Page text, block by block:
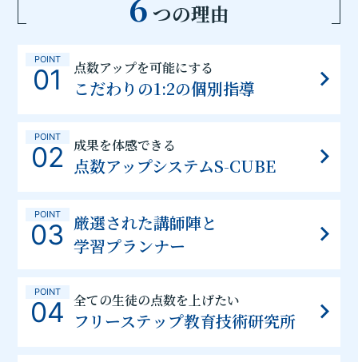
つの理由
POINT
01 点数アップを可能にする
こだわりの1:2の個別指導
POINT
02 成果を体感できる
点数アップシステムS-CUBE
POINT
03 厳選された講師陣と
学習プランナー
POINT
04 全ての生徒の点数を上げたい
フリーステップ教育技術研究所